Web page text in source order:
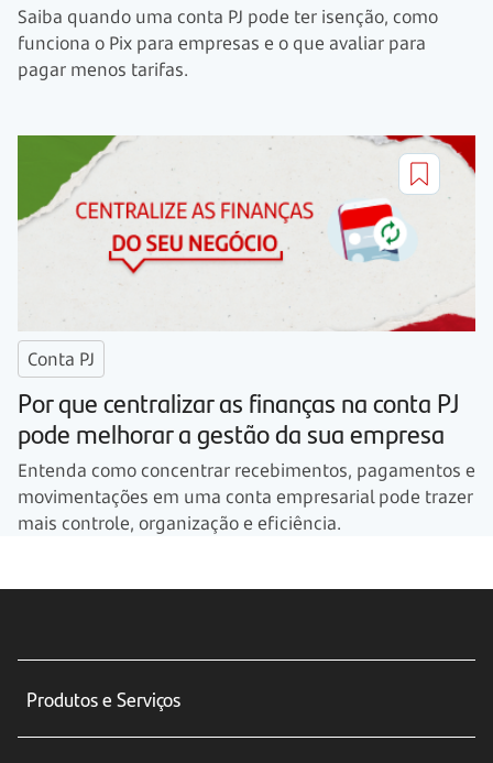
Saiba quando uma conta PJ pode ter isenção, como
funciona o Pix para empresas e o que avaliar para
pagar menos tarifas.
Conta PJ
Por que centralizar as finanças na conta PJ
pode melhorar a gestão da sua empresa
Entenda como concentrar recebimentos, pagamentos e
movimentações em uma conta empresarial pode trazer
mais controle, organização e eficiência.
Produtos e Serviços